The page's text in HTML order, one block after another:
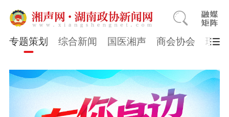
专题策划 综合新闻 国医湘声 商会协会 理论